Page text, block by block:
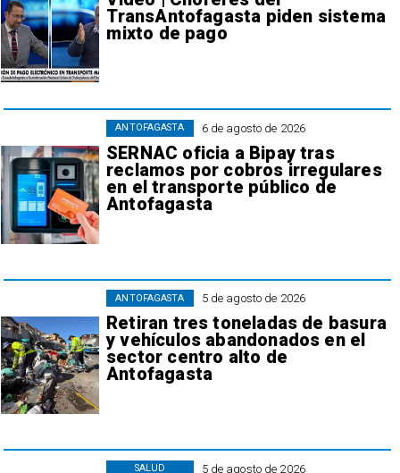
TransAntofagasta piden sistema
mixto de pago
6 de agosto de 2026
SERNAC oficia a Bipay tras
reclamos por cobros irregulares
en el transporte público de
Antofagasta
ANTOFAGASTA
5 de agosto de 2026
Retiran tres toneladas de basura
y vehículos abandonados en el
sector centro alto de
Antofagasta
ANTOFAGASTA
5 de agosto de 2026
SALUD